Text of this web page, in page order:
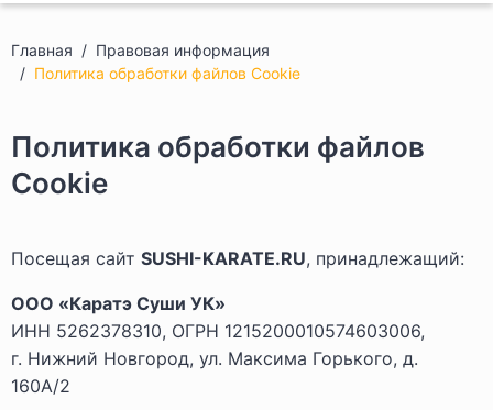
Главная
Правовая информация
Политика обработки файлов Cookie
Политика обработки файлов
Cookie
Посещая сайт SUSHI-KARATE.RU, принадлежащий:
ООО «Каратэ Суши УК»
ИНН 5262378310, ОГРН 1215200010574603006,
г. Нижний Новгород, ул. Максима Горького, д.
160А/2